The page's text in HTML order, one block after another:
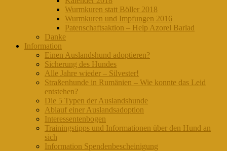
Wurmkuren statt Böller 2018
Wurmkuren und Impfungen 2016
Patenschaftsaktion – Help Azorel Barlad
Danke
Information
Einen Auslandshund adoptieren?
Sicherung des Hundes
Alle Jahre wieder – Silvester!
Straßenhunde in Rumänien – Wie konnte das Leid
entstehen?
Die 5 Typen der Auslandshunde
Ablauf einer Auslandsadoption
Interessentenbogen
Trainingstipps und Informationen über den Hund an
sich
Information Spendenbescheinigung